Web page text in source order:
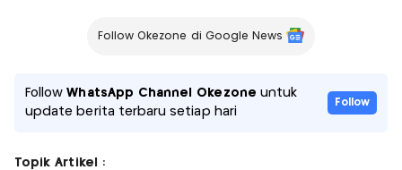
Follow Okezone di Google News
FollowWhatsApp Channel Okezone untuk
update berita terbaru setiap hari
Follow
Topik Artikel :